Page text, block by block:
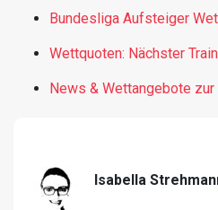
Bundesliga Aufsteiger
Wettquoten: Nächster
News & Wettangebote
Isabella